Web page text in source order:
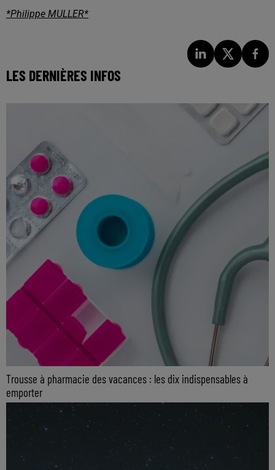
*Philippe MULLER*
LES DERNIÈRES INFOS
Trousse à pharmacie des vacances : les dix indispensables à
emporter